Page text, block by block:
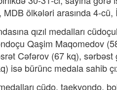
MDB ölkələri arasında 4-
qızıl medalları
Qaşim Maqomedov
Cəfərov (67 kq),
isə bürünc medala sahib
cüdo, taekvondo,